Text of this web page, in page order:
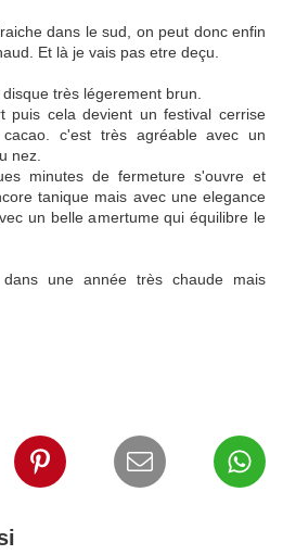
dans le sud, on peut donc enfin
Et là je vais pas etre deçu.
très légerement brun.
cela devient un festival cerrise
c'est très agréable avec un
nez.
minutes de fermeture s'ouvre et
tanique mais avec une elegance
un belle amertume qui équilibre le
une année très chaude mais